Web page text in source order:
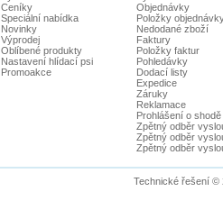
Ceníky
Speciální nabídka
Novinky
Výprodej
Oblíbené produkty
Nastavení hlídací psi
Promoakce
Objednávky
Položky
Nedodané zboží
Faktury
Položky faktur
Pohledávky
Dodací listy
Expedice
Záruky
Reklamace
Prohlášení o shodě
Zpětný odběr
Zpětný odběr
Zpětný odběr
Technické řešení ©